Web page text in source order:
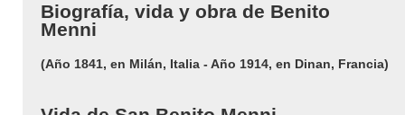
Biografía, vida y obra de Benito
Menni
(Año 1841, en Milán, Italia - Año 1914, en Dinan, Francia)